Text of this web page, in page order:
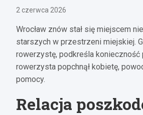
2 czerwca 2026
Wrocław znów stał się miejscem
starszych w przestrzeni miejskiej.
rowerzystę, podkreśla
rowerzysta popchnął kobietę,
pomocy.
Relacja